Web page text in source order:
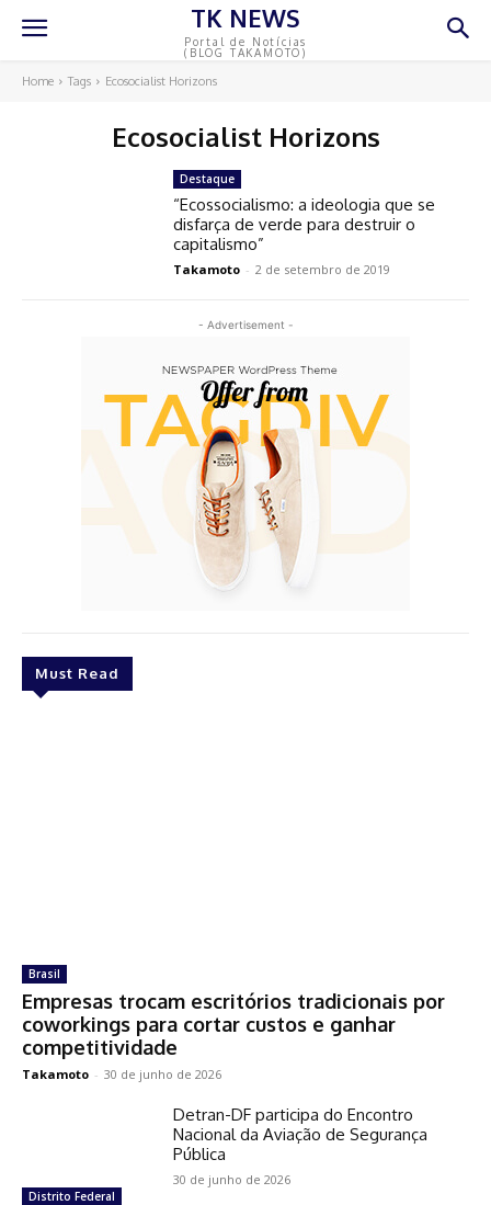
TK NEWS
Portal de Notícias
(BLOG TAKAMOTO)
Home Tags Ecosocialist Horizons
Ecosocialist Horizons
- Advertisement -
Must Read
Brasil
Empresas trocam escritórios tradicionais por
coworkings para cortar custos e ganhar
competitividade
Takamoto - 30 de junho de 2026
Distrito Federal
Detran-DF participa do Encontro
Nacional da Aviação de Segurança
Pública
30 de junho de 2026
Destaque
“Ecossocialismo: a ideologia que se
disfarça de verde para destruir o
capitalismo”
Takamoto - 2 de setembro de 2019